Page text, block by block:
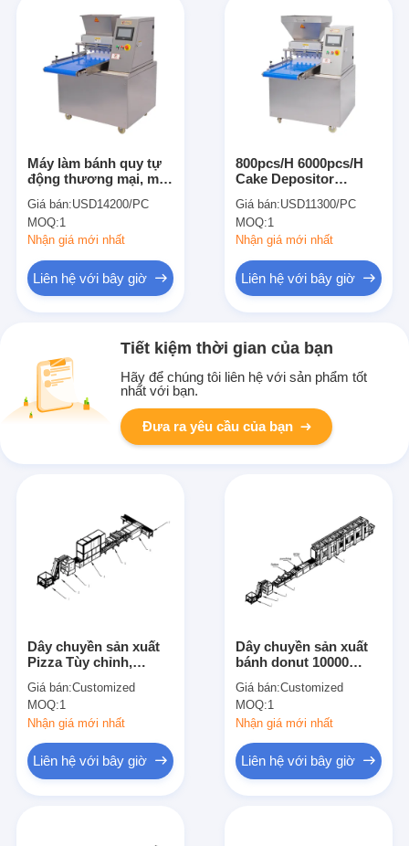
Máy làm bánh quy tự
động thương mại, máy
Giá bán:USD14200/PC
MOQ:1
Nhận giá mới nhất
Liên hệ với bây giờ
800pcs/H 6000pcs/H
Cake Depositor
bánh tự động
Giá bán:USD11300/PC
MOQ:1
Nhận giá mới nhất
Liên hệ với bây giờ
Tiết kiệm thời gian của bạn
Hãy để chúng tôi liên hệ với sản phẩm tốt
nhất với bạn.
Đưa ra yêu cầu của bạn
Dây chuyền sản xuất
Pizza Tùy chỉnh,
Baguette
Giá bán:Customized
MOQ:1
Nhận giá mới nhất
Liên hệ với bây giờ
Dây chuyền sản xuất
bánh donut 10000
bánh thương mại
Giá bán:Customized
MOQ:1
Nhận giá mới nhất
Liên hệ với bây giờ